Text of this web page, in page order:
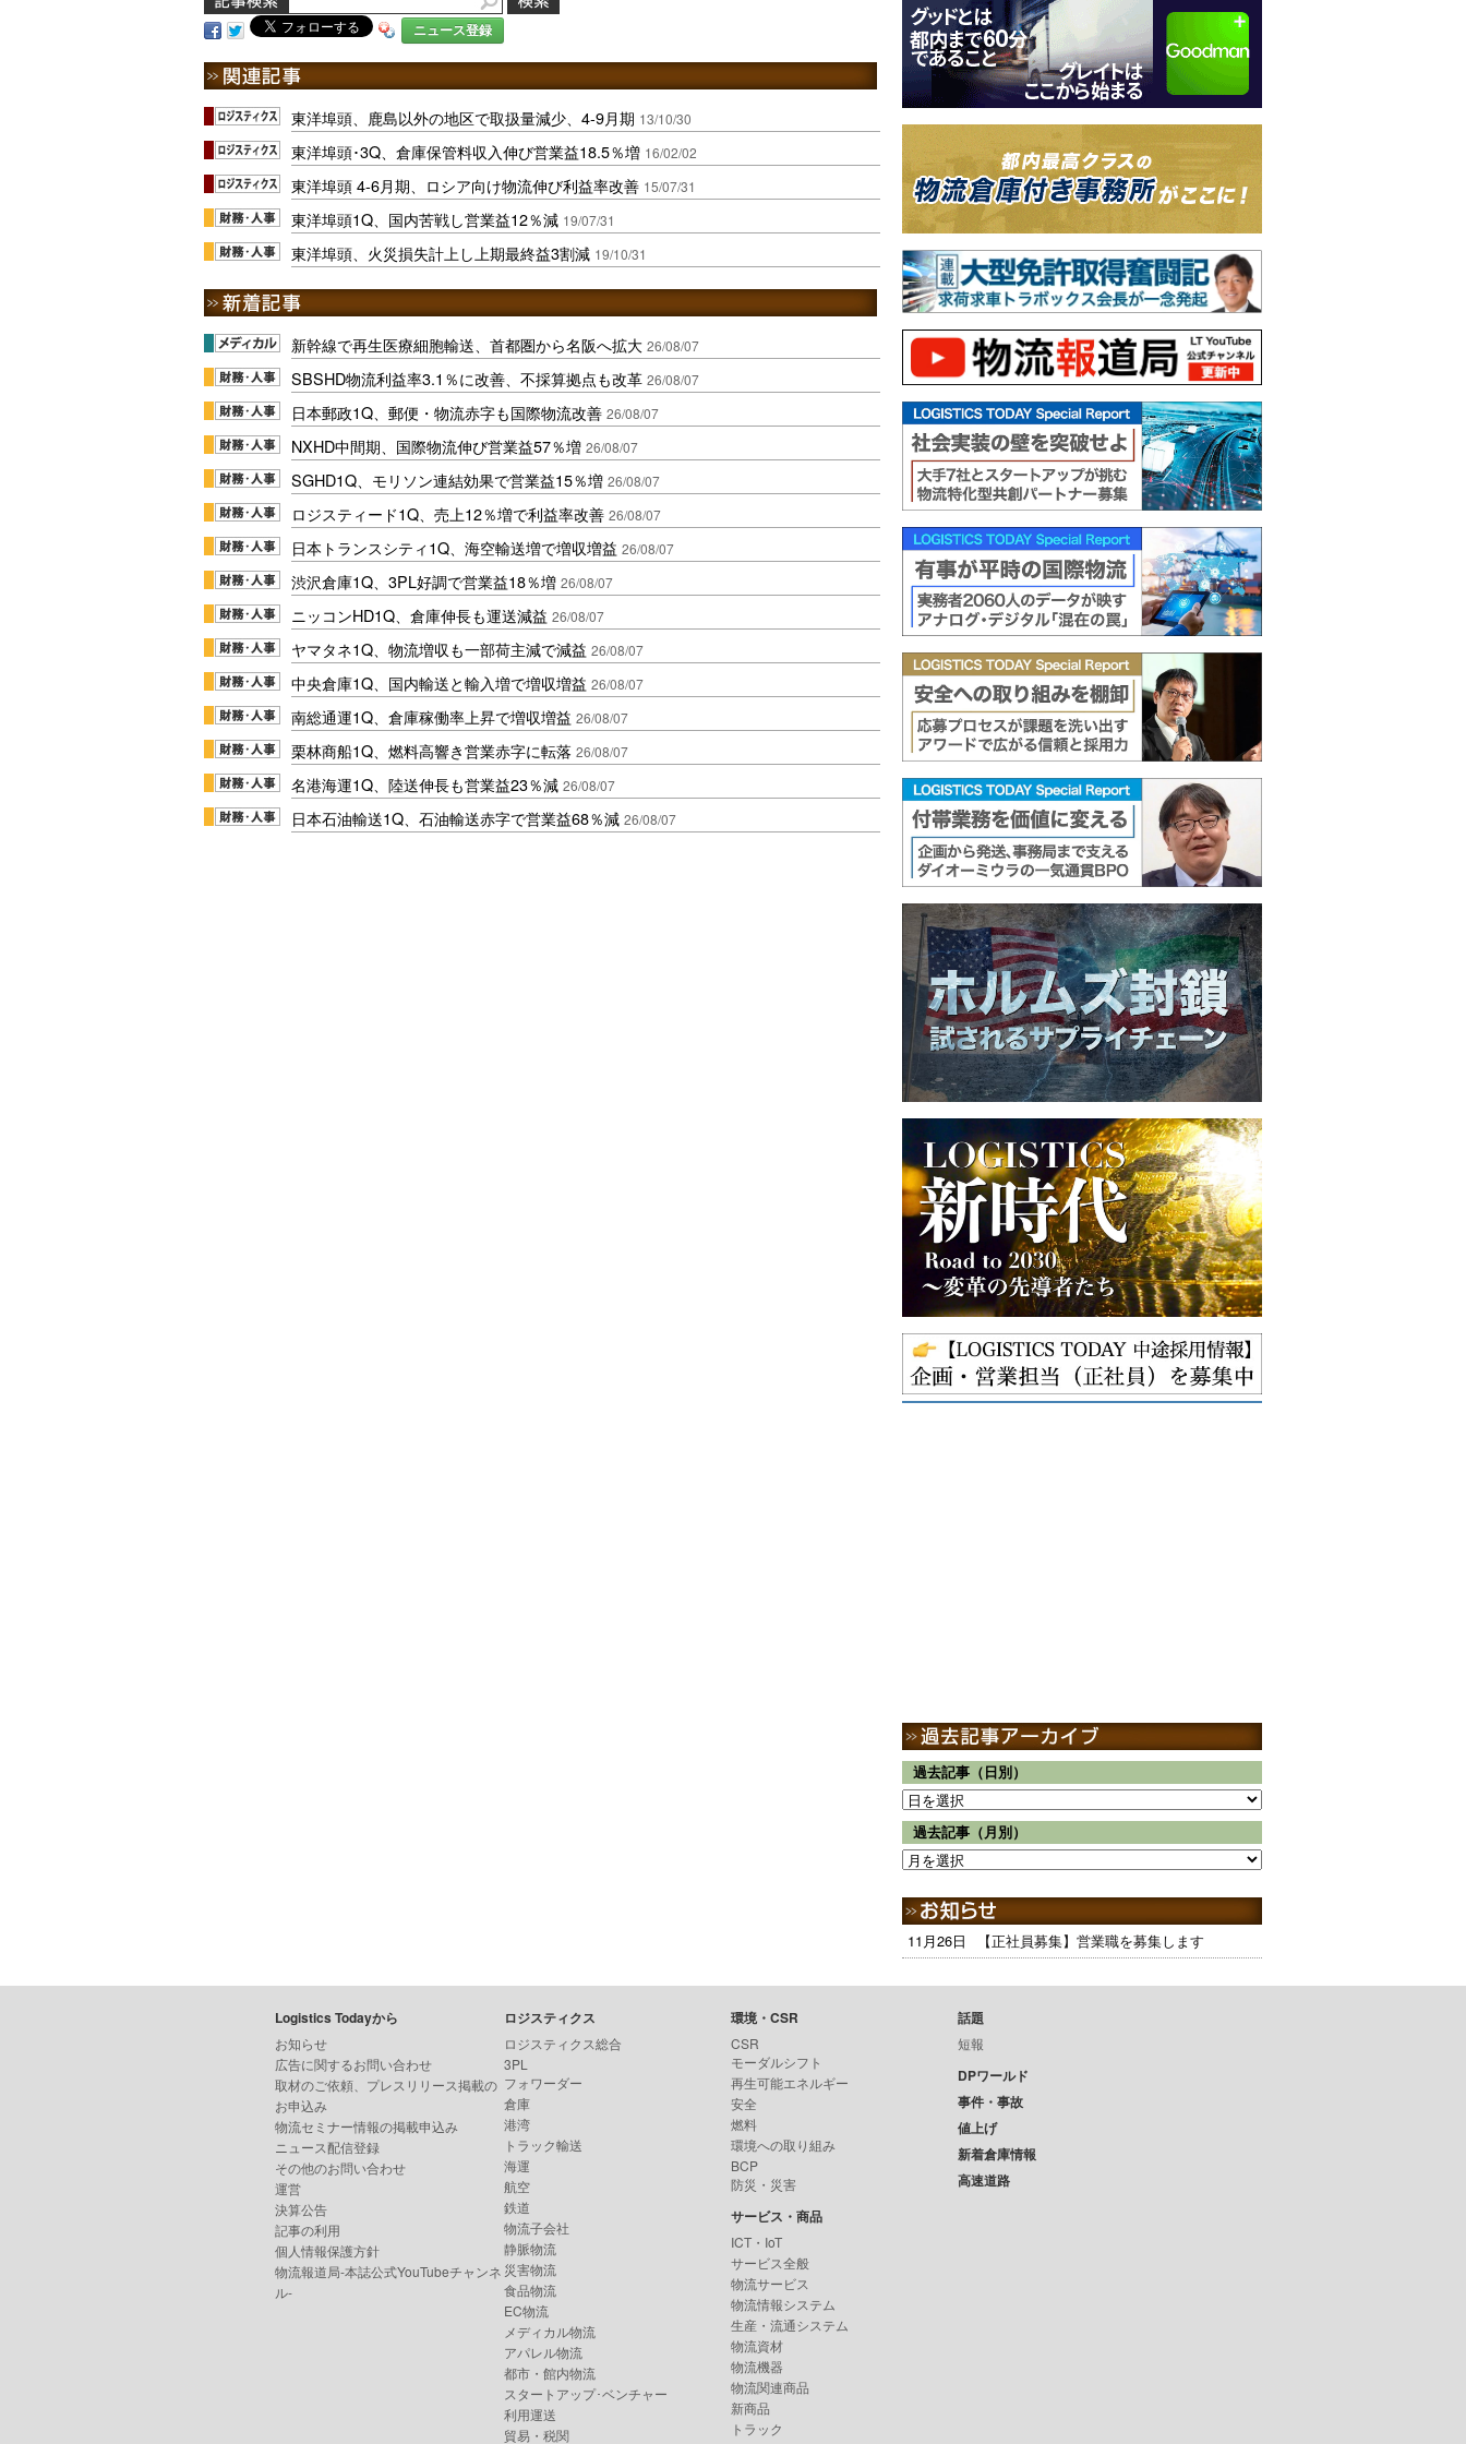
ニュース登録
東洋埠頭、鹿島以外の地区で取扱量減少、4-9月期 13/10/30
東洋埠頭･3Q、倉庫保管料収入伸び営業益18.5％増 16/02/02
東洋埠頭 4-6月期、ロシア向け物流伸び利益率改善 15/07/31
東洋埠頭1Q、国内苦戦し営業益12％減 19/07/31
東洋埠頭、火災損失計上し上期最終益3割減 19/10/31
新幹線で再生医療細胞輸送、首都圏から名阪へ拡大 26/08/07
SBSHD物流利益率3.1％に改善、不採算拠点も改革 26/08/07
日本郵政1Q、郵便・物流赤字も国際物流改善 26/08/07
NXHD中間期、国際物流伸び営業益57％増 26/08/07
SGHD1Q、モリソン連結効果で営業益15％増 26/08/07
ロジスティード1Q、売上12％増で利益率改善 26/08/07
日本トランスシティ1Q、海空輸送増で増収増益 26/08/07
渋沢倉庫1Q、3PL好調で営業益18％増 26/08/07
ニッコンHD1Q、倉庫伸長も運送減益 26/08/07
ヤマタネ1Q、物流増収も一部荷主減で減益 26/08/07
中央倉庫1Q、国内輸送と輸入増で増収増益 26/08/07
南総通運1Q、倉庫稼働率上昇で増収増益 26/08/07
栗林商船1Q、燃料高響き営業赤字に転落 26/08/07
名港海運1Q、陸送伸長も営業益23％減 26/08/07
日本石油輸送1Q、石油輸送赤字で営業益68％減 26/08/07
過去記事（日別）
過去記事（月別）
11月26日 【正社員募集】営業職を募集します
Logistics Todayから
お知らせ
広告に関するお問い合わせ
取材のご依頼、プレスリリース掲載の
お申込み
物流セミナー情報の掲載申込み
ニュース配信登録
その他のお問い合わせ
運営
決算公告
記事の利用
個人情報保護方針
物流報道局-本誌公式YouTubeチャンネ
ル-
ロジスティクス
ロジスティクス総合
3PL
フォワーダー
倉庫
港湾
トラック輸送
海運
航空
鉄道
物流子会社
静脈物流
災害物流
食品物流
EC物流
メディカル物流
アパレル物流
都市・館内物流
スタートアップ･ベンチャー
利用運送
貿易・税関
環境・CSR
CSR
モーダルシフト
再生可能エネルギー
安全
燃料
環境への取り組み
BCP
防災・災害
サービス・商品
ICT・IoT
サービス全般
物流サービス
物流情報システム
生産・流通システム
物流資材
物流機器
物流関連商品
新商品
トラック
話題
短報
DPワールド
事件・事故
値上げ
新着倉庫情報
高速道路